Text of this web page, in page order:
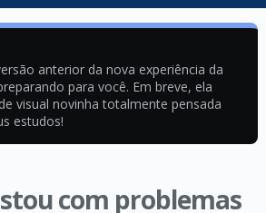
anterior da nova experiência da
para você. Em breve, ela
visual novinha totalmente pensada
estudos!
com problemas